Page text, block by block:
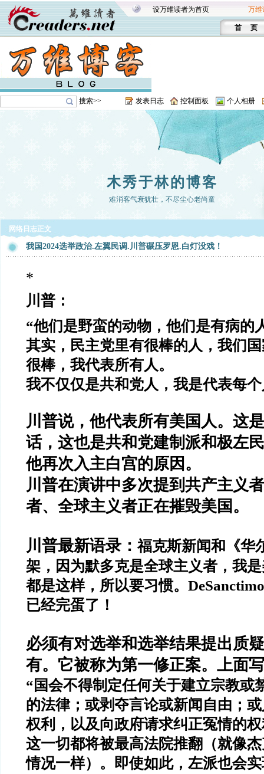
设万维读者为首页 万维
首 页
搜索>> 发表日志 控制面板 个人相册
木秀于林的博客
难消客气衰犹壮，不尽尘心老尚童
网络日志正文
我国2024选举政治.左翼民调.川普碾压罗恩.白灯没戏！
*
川普：
“他们是野蛮的动物，他们是有病的
其实，民主党里有很棒的人，我们
很棒，我代表所有人。
我不仅仅是共和党人，我是代表每
川普说，他代表所有美国人。这
话，这也是共和党建制派和极左
他再次入主白宫的原因。
川普在演讲中多次提到共产主义
者、全球主义者正在摧毁美国。
川普最新语录：福克斯新闻和《华
架，因为默多克是全球主义者，我
都是这样，所以要习惯。
已经完蛋了！
必须有对选举和选举结果提出质
有。它被称为第一修正案。上面
“ 国会不得制定任何关于建立宗教或
的法律；或剥夺言论或新闻自由；
权利，以及向政府请求纠正冤情的
这一切都将被最高法院推翻（就像
情况一样）。即使如此，左派也会